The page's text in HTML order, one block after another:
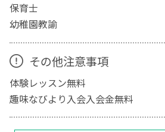
保育士
幼稚園教諭
その他注意事項
体験レッスン無料
趣味なびより入会入会金無料